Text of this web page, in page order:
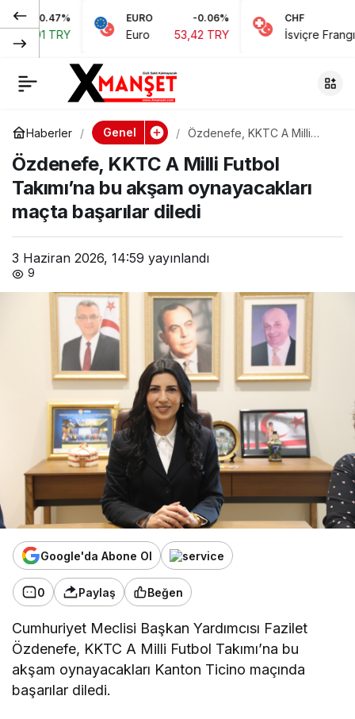
0.47%
TRY
EURO -0.06%
Euro 53,42 TRY
CHF
İsviçre Frangı
Haberler Genel
Özdenefe, KKTC A Milli
oynayacakları maçta
başarılar diledi
Özdenefe, KKTC A Milli Futbol
Takımı’na bu akşam oynayacakları
maçta başarılar diledi
3 Haziran 2026, 14:59 yayınlandı
9
Google'da Abone Ol
0 Paylaş Beğen
Cumhuriyet Meclisi Başkan Yardımcısı Fazilet
Özdenefe, KKTC A Milli Futbol Takımı’na bu
akşam oynayacakları Kanton Ticino maçında
başarılar diledi.
Özdenefe, KKTC A
Milli Futbol Takımı’na
oynayacakları maçta
başarılar diledi